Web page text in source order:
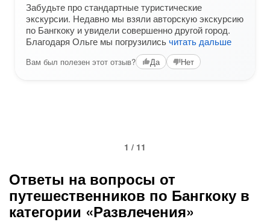
Забудьте про стандартные туристические
экскурсии. Недавно мы взяли авторскую экскурсию
по Бангкоку и увидели совершенно другой город.
Благодаря Ольге мы погрузилисьчитать дальше
Вам был полезен этот отзыв? Да Нет
1 / 11
Ответы на вопросы от
путешественников по Бангкоку в
категории «Развлечения»